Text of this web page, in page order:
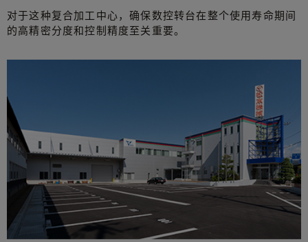
对于这种复合加工中心，确保数控转台在整个使用寿命期间
的高精密分度和控制精度至关重要。